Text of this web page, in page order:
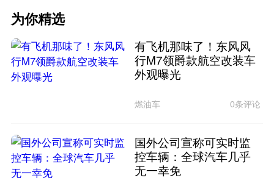
为你精选
有飞机那味了！东风风
行M7领爵款航空改装车
外观曝光
燃油车 0条评论
国外公司宣称可实时监
控车辆：全球汽车几乎
无一幸免